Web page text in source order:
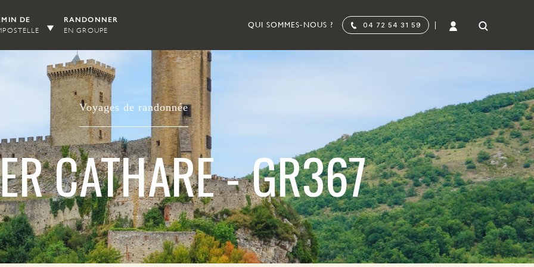
DE
RANDONNER
EN GROUPE
QUI SOMMES-NOUS ? 04 72 54 31 59
Voyages de randonnée
CATHARE - GR367